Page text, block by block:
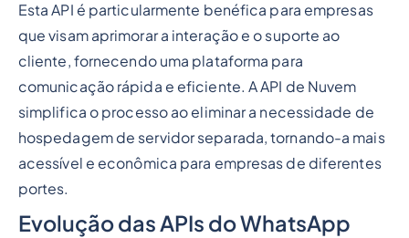
Esta API é particularmente benéfica para empresas
que visam aprimorar a interação e o suporte ao
cliente, fornecendo uma plataforma para
comunicação rápida e eficiente. A API de Nuvem
simplifica o processo ao eliminar a necessidade de
hospedagem de servidor separada, tornando-a mais
acessível e econômica para empresas de diferentes
portes.
Evolução das APIs do WhatsApp